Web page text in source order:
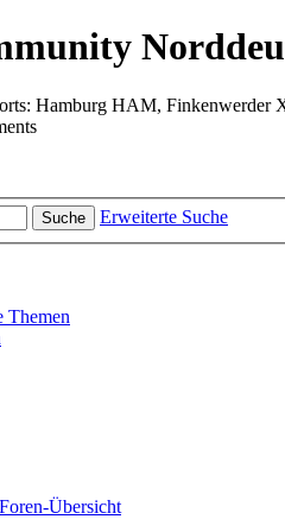
Hamburg HAM,
Suche Erweiterte Suche
Themen
Foren-Übersicht